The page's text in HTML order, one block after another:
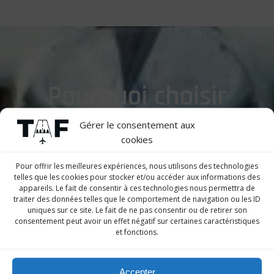
Gérer le consentement aux
cookies
Pour offrir les meilleures expériences, nous utilisons des technologies
telles que les cookies pour stocker et/ou accéder aux informations des
appareils. Le fait de consentir à ces technologies nous permettra de
traiter des données telles que le comportement de navigation ou les ID
uniques sur ce site. Le fait de ne pas consentir ou de retirer son
consentement peut avoir un effet négatif sur certaines caractéristiques
et fonctions.
Accepter
Pourquoi choisir
?